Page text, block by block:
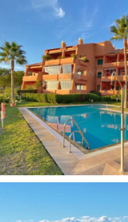
Urbanización El Rosario. El
comunitario para
agua salada, todo ello
primera calidad, se
y 2 baños
de lavadero. Un amplio
terraza cubierta desde
toda la costa, con el mar
a la costa africana y a
subterráneo y trastero.